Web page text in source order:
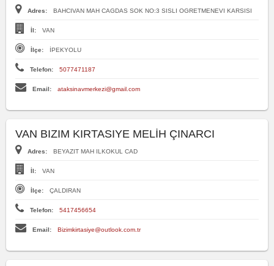
Adres: BAHCIVAN MAH CAGDAS SOK NO:3 SISLI OGRETMENEVI KARSISI
İl: VAN
İlçe: İPEKYOLU
Telefon: 5077471187
Email: ataksinavmerkezi@gmail.com
VAN BIZIM KIRTASIYE MELİH ÇINARCI
Adres: BEYAZIT MAH ILKOKUL CAD
İl: VAN
İlçe: ÇALDIRAN
Telefon: 5417456654
Email: Bizimkirtasiye@outlook.com.tr